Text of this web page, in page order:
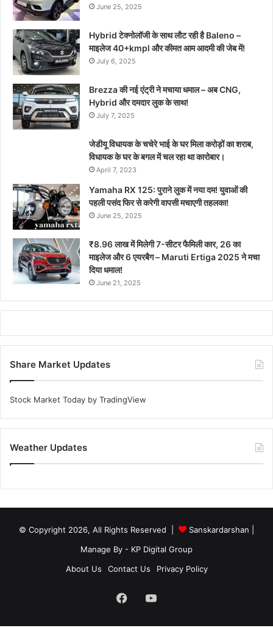
June 25, 2025
Hybrid टेक्नोलॉजी के साथ लौट रही है Baleno –
माइलेज 40+kmpl और कीमत आम आदमी की जेब में!
July 6, 2025
Brezza की नई एंट्री ने मचाया धमाल – अब CNG,
Hybrid और दमदार लुक के साथ!
July 7, 2025
जेडीयू विधायक के चचेरे भाई के घर मिला करोड़ों का शराब,
विधायक के घर के बगल में चल रहा था कारोबार।
April 7, 2023
Yamaha RX 125: पुराने लुक में नया दम! युवाओं की
पहली पसंद फिर से करेगी वापसी मचाएगी तहलका!
June 25, 2025
₹8.96 लाख में मिलेगी 7-सीटर फैमिली कार, 26 का
माइलेज और 6 एयरबैग – Maruti Ertiga 2025 ने मचा
दिया धमाल!
June 21, 2025
Share Market Updates
Stock Market Today by TradingView
Weather Updates
© Copyright 2026, All Rights Reserved | Sanskardarshan
Manage By - KP Digital Group
About Us
Contact Us Privacy Policy
FacebookYouTube